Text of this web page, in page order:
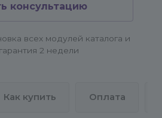
$arItem["ID"],
консультацию
всех модулей каталога и
2 недели
Как купить Оплата